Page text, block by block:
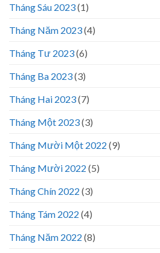
Tháng Sáu 2023(1)
Tháng Năm 2023(4)
Tháng Tư 2023(6)
Tháng Ba 2023(3)
Tháng Hai 2023(7)
Tháng Một 2023(3)
Tháng Mười Một 2022 (9)
Tháng Mười 2022 (5)
Tháng Chín 2022 (3)
Tháng Tám 2022 (4)
Tháng Năm 2022 (8)